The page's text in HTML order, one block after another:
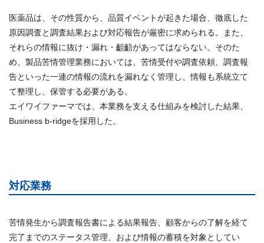
医薬品は、その性質から、品質イベントが起きた場合、徹底した
原因調査と調査結果および対応報告が厳密に求められる。また、
それらの情報に抜け・漏れ・齟齬があってはならない。そのた
め、製品苦情管理業務においては、苦情受付や調査依頼、調査報
告といった一連の情報の流れを漏れなく管理し、情報も系統立て
て整理し、保管する必要がある。
エイワイファーマでは、本業務を支える仕組みを検討した結果、
Business b-ridgeを採用した。
対応業務
苦情発生から調査報告書による結果報告、顧客からの了解を経て
完了までのステータス管理、および情報の蓄積を対象としてい